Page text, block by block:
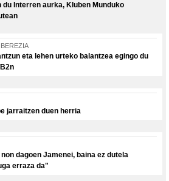
Interren aurka, Kluben Munduko
eta lehen urteko balantzea egingo du
jarraitzen duen herria
dagoen Jamenei, baina ez dutela
erraza da"